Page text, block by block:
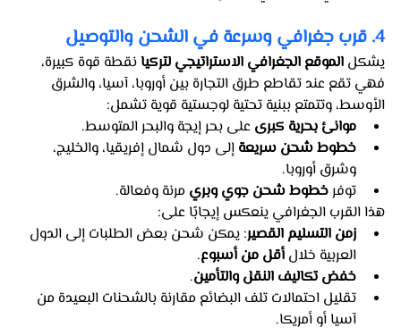
4. قرب جغرافي وسرعة في الشحن والتوصيل
يشكل الموقع الجغرافي الاستراتيجي لتركيا نقطة قوة كبيرة،
فهي تقع عند تقاطع طرق التجارة بين أوروبا، آسيا، والشرق
الأوسط، وتتمتع ببنية تحتية لوجستية قوية تشمل:
موانئ بحرية كبرى على بحر إيجة والبحر المتوسط.
خطوط شحن سريعة إلى دول شمال إفريقيا، والخليج،
وشرق أوروبا.
توفر خطوط شحن جوي وبري مرنة وفعالة.
هذا القرب الجغرافي ينعكس إيجابًا على:
زمن التسليم القصير: يمكن شحن بعض الطلبات إلى الدول
العربية خلال أقل من أسبوع.
خفض تكاليف النقل والتأمين.
تقليل احتمالات تلف البضائع مقارنة بالشحنات البعيدة من
آسيا أو أمريكا.